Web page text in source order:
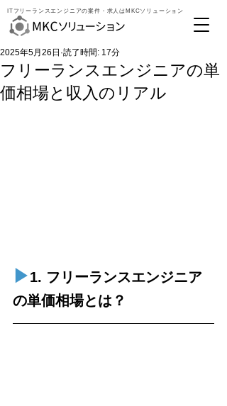
ITフリーランスエンジニアの案件・求人はMKCソリューション
フリーランスエンジニアの単
価相場と収入のリアル
2025年5月26日 読了時間: 17分
▶︎1. フリーランスエンジニア
の単価相場とは？